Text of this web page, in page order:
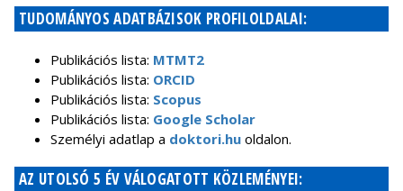
TUDOMÁNYOS ADATBÁZISOK PROFILOLDALAI:
Publikációs lista: MTMT2
Publikációs lista: ORCID
Publikációs lista: Scopus
Publikációs lista: Google Scholar
Személyi adatlap a doktori.hu oldalon.
AZ UTOLSÓ 5 ÉV VÁLOGATOTT KÖZLEMÉNYEI: